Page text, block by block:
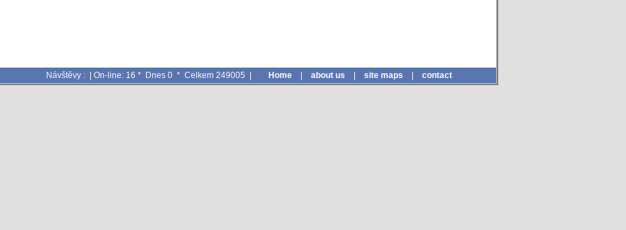
Návštěvy : | On-line: 16 * Dnes 0 * Celkem 249005 | Home about us site maps contact